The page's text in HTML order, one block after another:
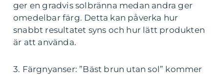
ger en gradvis solbränna medan andra ger
omedelbar färg. Detta kan påverka hur
snabbt resultatet syns och hur lätt produkten
är att använda.
3. Färgnyanser: ”Bäst brun utan sol” kommer